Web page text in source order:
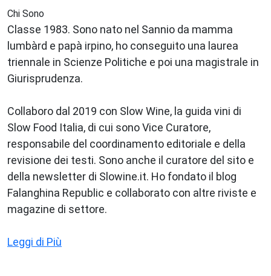
Chi Sono
Classe 1983. Sono nato nel Sannio da mamma
lumbàrd e papà irpino, ho conseguito una laurea
triennale in Scienze Politiche e poi una magistrale in
Giurisprudenza.
Collaboro dal 2019 con Slow Wine, la guida vini di
Slow Food Italia, di cui sono Vice Curatore,
responsabile del coordinamento editoriale e della
revisione dei testi. Sono anche il curatore del sito e
della newsletter di Slowine.it. Ho fondato il blog
Falanghina Republic e collaborato con altre riviste e
magazine di settore.
Leggi di Più